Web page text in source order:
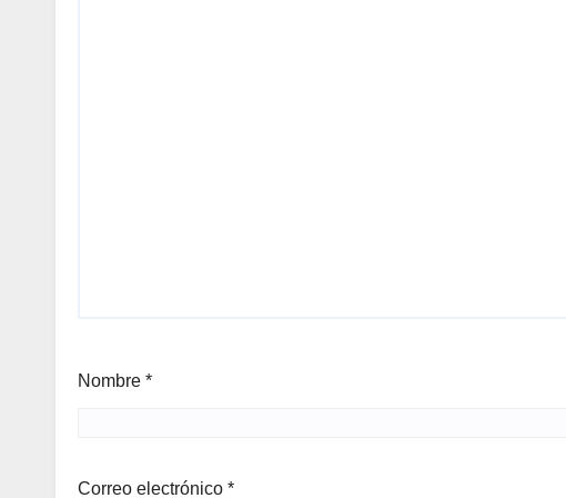
Nombre *
Correo electrónico *